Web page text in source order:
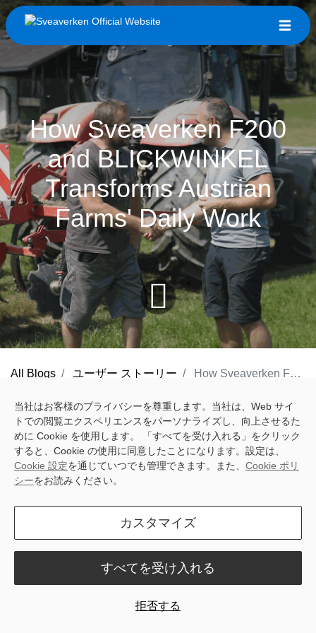
How Sveaverken F200
and BLICKWINKEL
Transforms Austrian
Farms' Daily Work
All Blogs ユーザー ストーリー How Sveaverken F200 and BLICKWINKEL Transforms Austrian Farms' Daily Work
In Upper Austria, tractors move through the morning mist as a
new day begins. Here, farmers know every row, every slope,
every minute of manual driving. They also know the cost of
inefficiency — fatigue, fuel, and frustration. Today, that story is
changing. WithSveaverken F200
当社はお客様のプライバシーを尊重します。当社は、Web サイ
トでの閲覧エクスペリエンスをパーソナライズし、向上させるた
めに Cookie を使用します。 「すべてを受け入れる」をクリック
すると、Cookie の使用に同意したことになります。設定は、
Cookie 設定を通じていつでも管理できます。また、 Cookie ポリ
シーをお読みください。
カスタマイズ
拒否する
すべてを受け入れる